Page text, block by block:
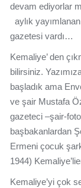
devam ediyorlar
aylık
gazetesi vardı…
Kemaliye’ den
bilirsiniz.
başladık ama
ve şair Mustafa
gazeteci –şair-
başbakanlardan
Ermeni çocuk
1944)
Kemaliye’yi çok